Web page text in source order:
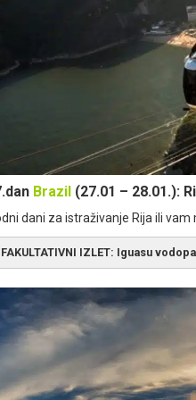
ne obuhvata:
Napojnice (bakšiš)
se realizuje iz mesta:
Rio De
Brazil (27.01 – 28.01.):
dani za istraživanje Rija ili
FAKULTATIVNI IZLET: Iguasu
IZLETA: 27.01–1 dan
Iguaçu
Cataratas do Iguaçu